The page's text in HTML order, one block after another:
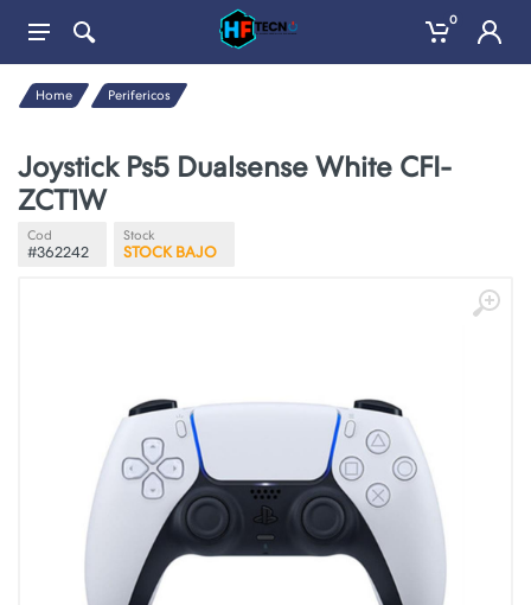
0
Home Perifericos
Joystick Ps5 Dualsense White CFI-
ZCT1W
Cod
#362242
Stock
STOCK BAJO